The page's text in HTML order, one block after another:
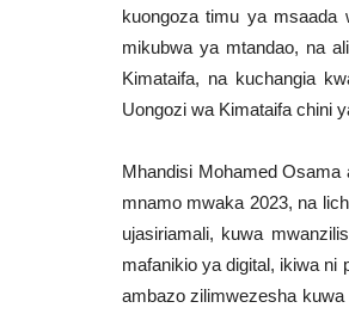
kuongoza timu ya msaada
mikubwa ya mtandao, na
Kimataifa, na kuchangia
Uongozi wa Kimataifa chini
Mhandisi Mohamed Osama
mnamo mwaka 2023, na
ujasiriamali, kuwa
mafanikio ya digital, ikiwa ni
ambazo zilimwezesha